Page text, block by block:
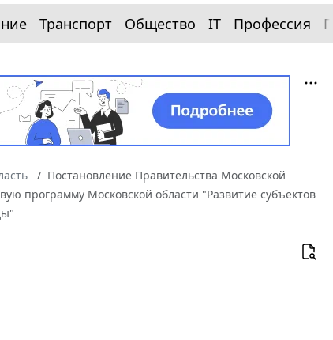
Транспорт Общество IT Профессия
Постановление Правительства Московской
программу Московской области "Развитие субъектов